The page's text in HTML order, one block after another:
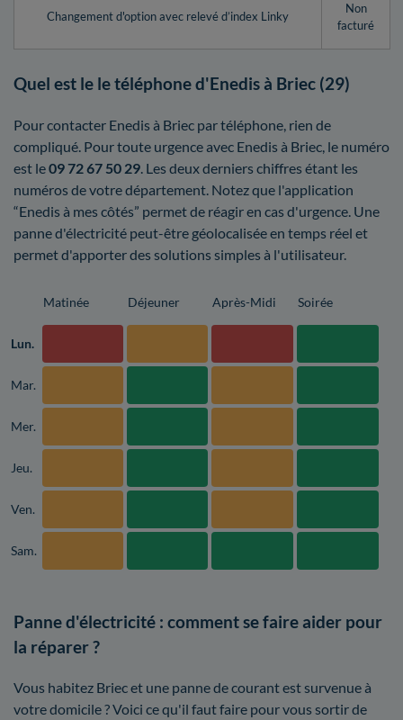
Changement d'option avec relevé d’index Linky
Non
facturé
Quel est le le téléphone d'Enedis à Briec (29)
Pour contacter Enedis à Briec par téléphone, rien de
compliqué. Pour toute urgence avec Enedis à Briec, le numéro
est le09 72 67 50 29 . Les deux derniers chiffres étant les
numéros de votre département. Notez que l'application
“Enedis à mes côtés” permet de réagir en cas d'urgence. Une
panne d'électricité peut-être géolocalisée en temps réel et
permet d'apporter des solutions simples à l'utilisateur.
Matinée Déjeuner Après-Midi Soirée
Lun.
Mar.
Mer.
Jeu.
Ven.
Sam.
Panne d'électricité : comment se faire aider pour
la réparer ?
Vous habitez Briec et une panne de courant est survenue à
votre domicile ? Voici ce qu'il faut faire pour vous sortir de